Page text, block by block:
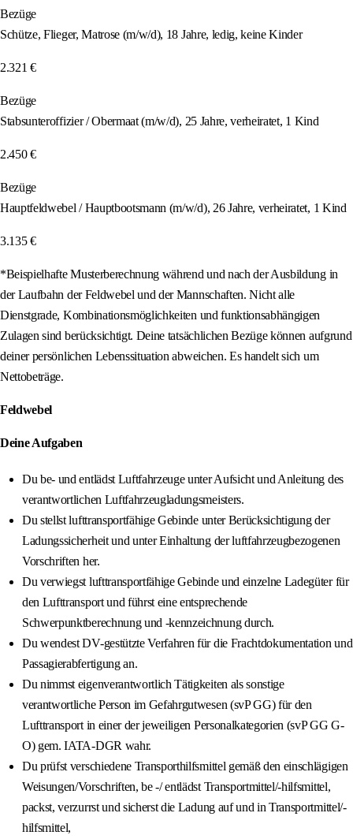
Bezüge
Schütze, Flieger, Matrose (m/w/d), 18 Jahre, ledig, keine Kinder
2.321 €
Bezüge
Stabsunteroffizier / Obermaat (m/w/d), 25 Jahre, verheiratet, 1 Kind
2.450 €
Bezüge
Hauptfeldwebel / Hauptbootsmann (m/w/d), 26 Jahre, verheiratet, 1 Kind
3.135 €
*Beispielhafte Musterberechnung während und nach der Ausbildung in
der Laufbahn der Feldwebel und der Mannschaften. Nicht alle
Dienstgrade, Kombinationsmöglichkeiten und funktionsabhängigen
Zulagen sind berücksichtigt. Deine tatsächlichen Bezüge können aufgrund
deiner persönlichen Lebenssituation abweichen. Es handelt sich um
Nettobeträge.
Feldwebel
Deine Aufgaben
Du be- und entlädst Luftfahrzeuge unter Aufsicht und Anleitung des
verantwortlichen Luftfahrzeugladungsmeisters.
Du stellst lufttransportfähige Gebinde unter Berücksichtigung der
Ladungssicherheit und unter Einhaltung der luftfahrzeugbezogenen
Vorschriften her.
Du verwiegst lufttransportfähige Gebinde und einzelne Ladegüter für
den Lufttransport und führst eine entsprechende
Schwerpunktberechnung und -kennzeichnung durch.
Du wendest DV-gestützte Verfahren für die Frachtdokumentation und
Passagierabfertigung an.
Du nimmst eigenverantwortlich Tätigkeiten als sonstige
verantwortliche Person im Gefahrgutwesen (svP GG) für den
Lufttransport in einer der jeweiligen Personalkategorien (svP GG G-
O) gem. IATA-DGR wahr.
Du prüfst verschiedene Transporthilfsmittel gemäß den einschlägigen
Weisungen/Vorschriften, be -/ entlädst Transportmittel/-hilfsmittel,
packst, verzurrst und sicherst die Ladung auf und in Transportmittel/-
hilfsmittel,